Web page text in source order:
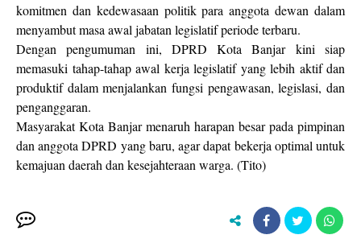
komitmen dan kedewasaan politik para anggota dewan dalam
menyambut masa awal jabatan legislatif periode terbaru.
Dengan pengumuman ini, DPRD Kota Banjar kini siap
memasuki tahap-tahap awal kerja legislatif yang lebih aktif dan
produktif dalam menjalankan fungsi pengawasan, legislasi, dan
penganggaran.
Masyarakat Kota Banjar menaruh harapan besar pada pimpinan
dan anggota DPRD yang baru, agar dapat bekerja optimal untuk
kemajuan daerah dan kesejahteraan warga. (Tito)